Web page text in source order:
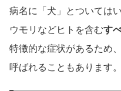
病名に「犬」とついては
ウモリなどヒトを含むす
特徴的な症状があるため
呼ばれることもあります。